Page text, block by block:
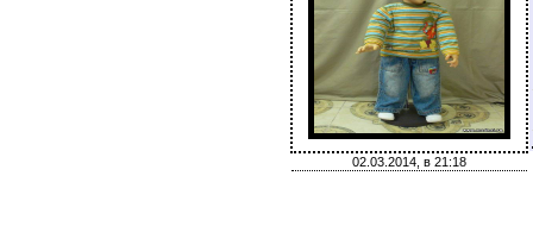
02.03.2014, в 21:18